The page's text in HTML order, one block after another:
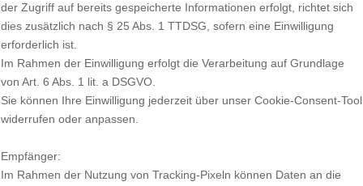
der Zugriff auf bereits gespeicherte Informationen erfolgt, richtet sich
dies zusätzlich nach § 25 Abs. 1 TTDSG, sofern eine Einwilligung
erforderlich ist.
Im Rahmen der Einwilligung erfolgt die Verarbeitung auf Grundlage
von Art. 6 Abs. 1 lit. a DSGVO.
Sie können Ihre Einwilligung jederzeit über unser Cookie-Consent-Tool
widerrufen oder anpassen.
Empfänger:
Im Rahmen der Nutzung von Tracking-Pixeln können Daten an die